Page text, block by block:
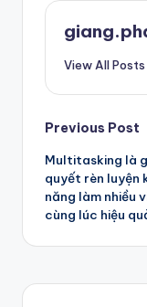
View All Posts
Post
Previous Post
Multitasking là
quyết rèn luyện
năng làm nhiều
cùng lúc hiệu